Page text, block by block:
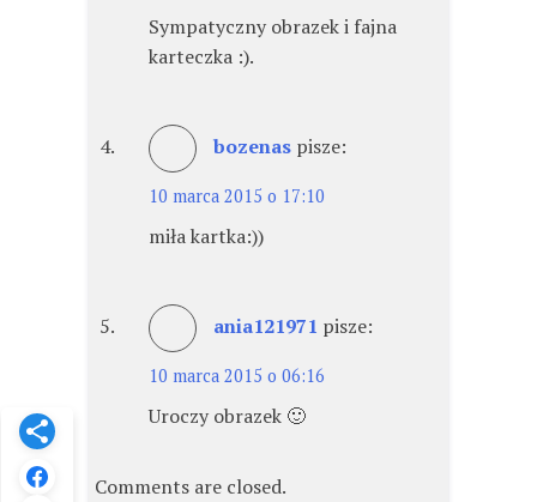
Sympatyczny obrazek i fajna
karteczka :).
bozenas pisze:
10 marca 2015 o 17:10
miła kartka:))
ania121971 pisze:
10 marca 2015 o 06:16
Uroczy obrazek 🙂
Comments are closed.